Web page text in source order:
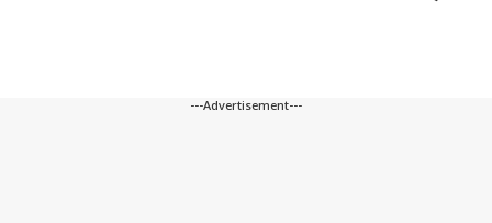
---Advertisement---